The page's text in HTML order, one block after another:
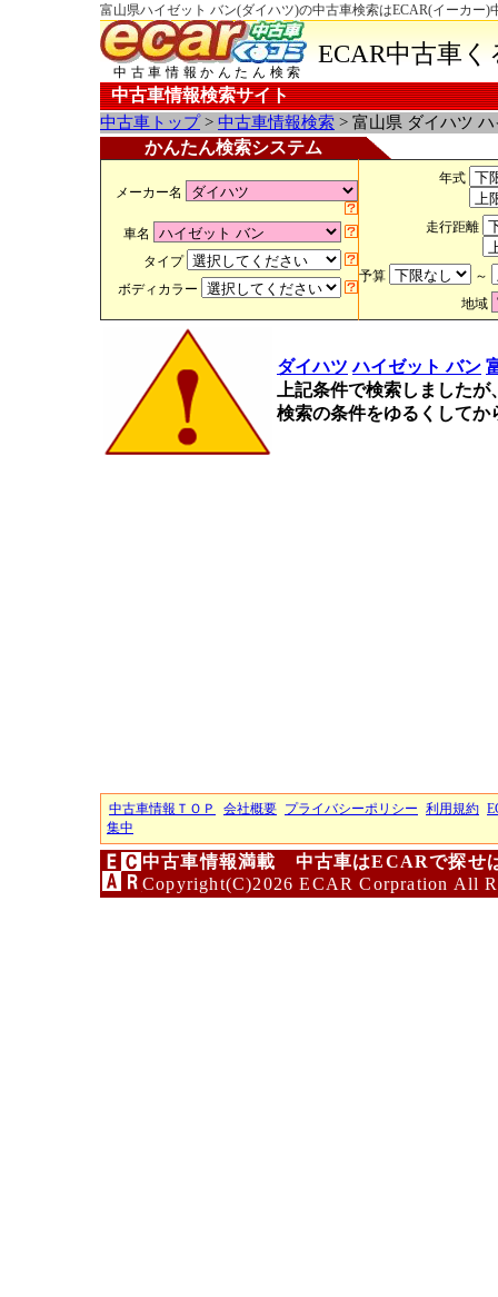
富山県ハイゼット バン(ダイハツ)の中古車検索はECAR(イーカー)
中古車情報かんたん検索
ECAR中古車
中古車情報検索サイト
中古車トップ> 中古車情報検索 > 富山県 ダイハツ
かんたん検索システム
メーカー名
車名
タイプ
ボディカラー
年式
走行距離
予算
～
地域
ダイハツ ハイゼット バン
上記条件で検索しました
検索の条件をゆるくして
中古車情報ＴＯＰ 会社概要 プライバシーポリシー 利用規約
集中
中古車情報満載 中古車はECARで探せ
Copyright(C)2026 ECAR Corpration All